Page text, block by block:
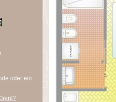
oder ein